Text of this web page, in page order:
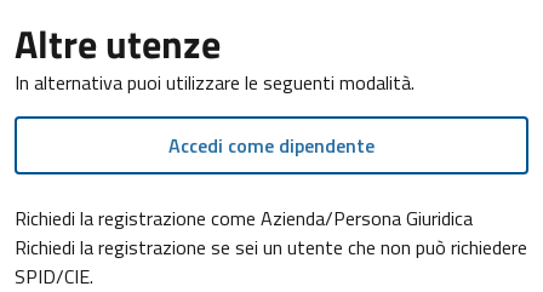
Altre utenze
In alternativa puoi utilizzare le seguenti modalità.
Accedi come dipendente
Richiedi la registrazione come Azienda/Persona Giuridica
Richiedi la registrazione se sei un utente che non può richiedere
SPID/CIE.